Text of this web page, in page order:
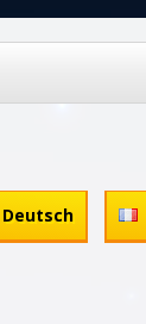
Deutsch